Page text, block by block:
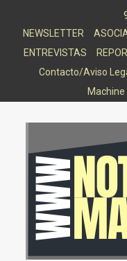
NEWSLETTER
ENTREVISTAS
Contacto/Aviso
Machine